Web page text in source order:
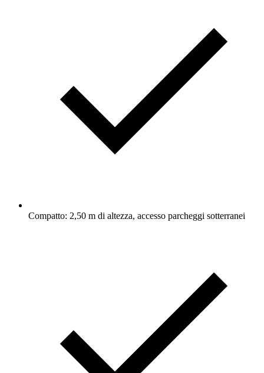
Compatto: 2,50 m di altezza, accesso parcheggi sotterranei